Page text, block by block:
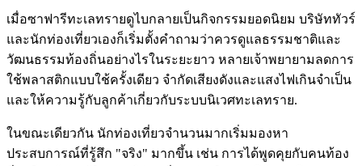
เมื่อซาฟารีทะเลทรายดูไบกลายเป็นกิจกรรมยอดนิยม บริษัททัวร์
และนักท่องเที่ยวเองก็เริ่มตั้งคำถามว่าควรดูแลธรรมชาติและ
วัฒนธรรมท้องถิ่นอย่างไรในระยะยาว หลายเจ้าพยายามลดการ
ใช้พลาสติกแบบใช้ครั้งเดียว จำกัดเสียงดังและแสงไฟเกินจำเป็น
และให้ความรู้กับลูกค้าเกี่ยวกับระบบนิเวศทะเลทราย.
ในขณะเดียวกัน นักท่องเที่ยวจำนวนมากเริ่มมองหา
ประสบการณ์ที่รู้สึก "จริง" มากขึ้น เช่น การได้พูดคุยกับคนท้อง